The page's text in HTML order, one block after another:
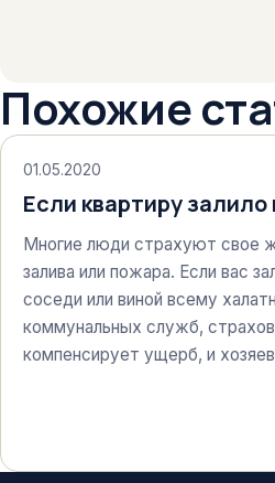
Похожие
01.05.2020
Если квартиру залило
Многие люди страхуют свое
залива или пожара. Если вас
соседи или виной всему
коммунальных служб,
компенсирует ущерб, и